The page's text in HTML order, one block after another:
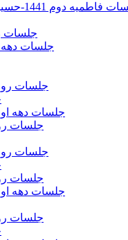
دوم 1441-حسینیه شیخ مرتضی زاهد
جلسات
جلسات دهه
جلسات
جلسات دهه اول
جلسات
جلسات
جلسات
جلسات دهه اول
جلسات